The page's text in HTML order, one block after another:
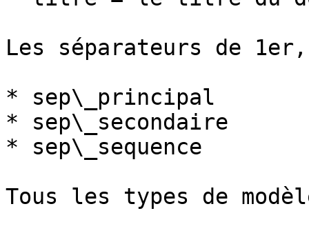
Les séparateurs de
* sep\_principal
* sep\_secondaire
* sep\_sequence
Tous les types de